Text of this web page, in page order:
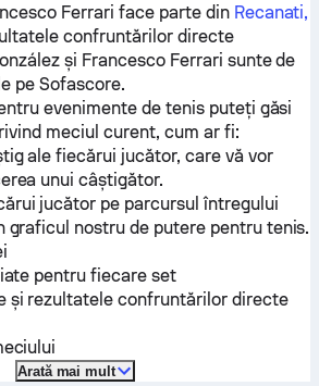
Ferrari face parte din Recanati,
confruntărilor directe
și Francesco Ferrari sunte de
pe Sofascore.
evenimente de tenis puteți găsi
meciul curent, cum ar fi:
ale fiecărui jucător, care vă vor
unui câștigător.
jucător pe parcursul întregului
graficul nostru de putere pentru tenis.
pentru fiecare set
și rezultatele confruntărilor directe
Arată mai mult